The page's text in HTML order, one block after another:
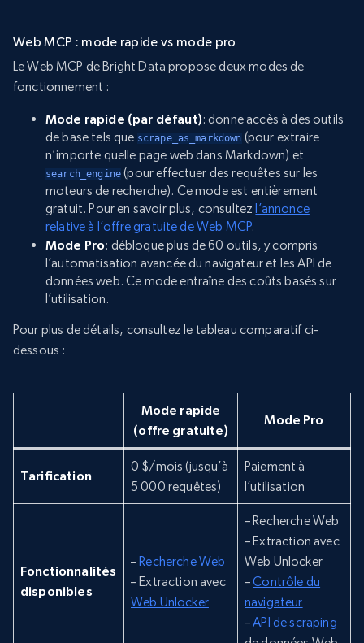
Web MCP : mode rapide vs mode pro
Le Web MCP de Bright Data propose deux modes de
fonctionnement :
Mode rapide (par défaut): donne accès à des outils
de base tels que scrape_as_markdown (pour extraire
n’importe quelle page web dans Markdown) et
search_engine (pour effectuer des requêtes sur les
moteurs de recherche). Ce mode est entièrement
gratuit. Pour en savoir plus, consultezl’annonce
relative à l’offre gratuite de Web MCP.
Mode Pro: débloque plus de 60 outils, y compris
l’automatisation avancée du navigateur et les API de
données web. Ce mode entraîne des coûts basés sur
l’utilisation.
Pour plus de détails, consultez le tableau comparatif ci-
dessous :
Mode rapide
(offre gratuite)
Mode Pro
Tarification
0 $/mois (jusqu’à
5 000 requêtes)
Paiement à
l’utilisation
Fonctionnalités
disponibles
–Recherche Web
– Extraction avec
Web Unlocker
– Recherche Web
– Extraction avec
Web Unlocker
–Contrôle du
navigateur
–API de scraping